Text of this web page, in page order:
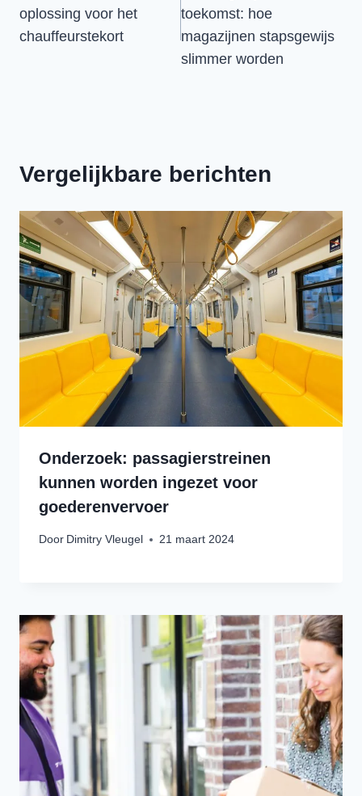
oplossing voor het
chauffeurstekort
toekomst: hoe
magazijnen stapsgewijs
slimmer worden
Vergelijkbare berichten
Onderzoek: passagierstreinen
kunnen worden ingezet voor
goederenvervoer
Door Dimitry Vleugel 21 maart 2024